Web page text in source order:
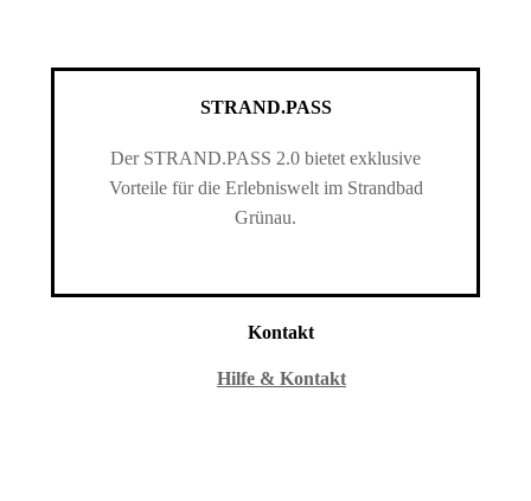
STRAND.PASS
Der STRAND.PASS 2.0 bietet exklusive
Vorteile für die Erlebniswelt im Strandbad
Grünau.
Kontakt
Hilfe & Kontakt